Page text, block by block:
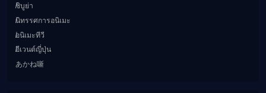
ชิบูย่า
นิทรรศการอนิเมะ
อนิเมะทีวี
อีเวนต์ญี่ปุ่น
あかね噺